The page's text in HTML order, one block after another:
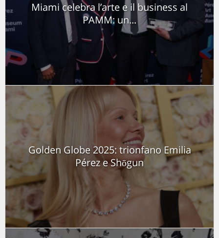
Miami celebra l’arte e il business al
PAMM: un...
Golden Globe 2025: trionfano Emilia
Pérez e Shōgun